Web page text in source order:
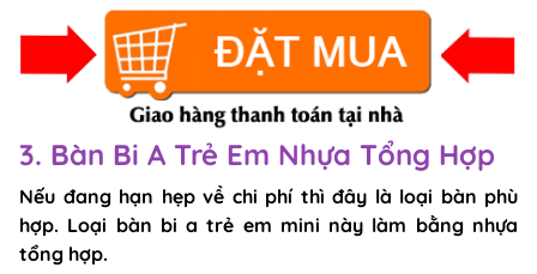
3. Bàn Bi A Trẻ Em Nhựa Tổng Hợp
Nếu đang hạn hẹp về chi phí thì đây là loại bàn phù
hợp. Loại bàn bi a trẻ em mini này làm bằng nhựa
tổng hợp.